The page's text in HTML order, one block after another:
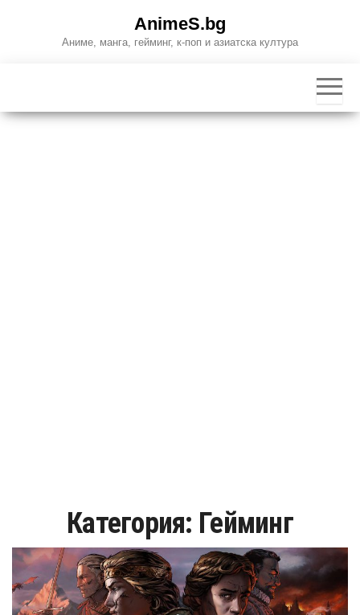
AnimeS.bg
Аниме, манга, гейминг, к-поп и азиатска култура
Категория: Гейминг